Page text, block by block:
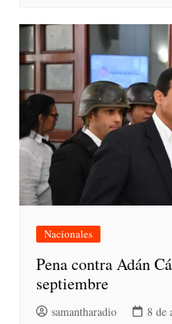
Nacionales
Pena contra Adán
septiembre
samantharadio 8 de